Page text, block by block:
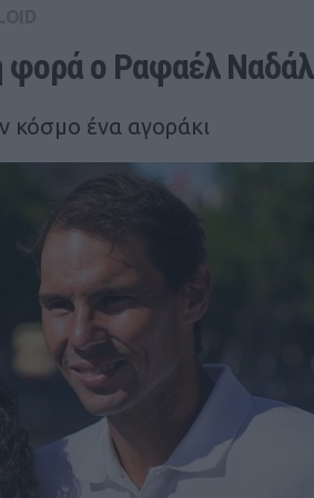
φορά ο Ραφαέλ Ναδάλ
κόσμο ένα αγοράκι